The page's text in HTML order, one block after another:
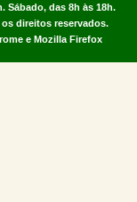
Sábado, das 8h às 18h.
direitos reservados.
e Mozilla Firefox